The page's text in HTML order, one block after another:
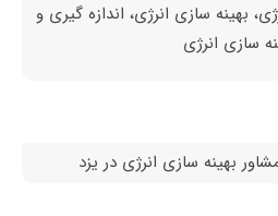
بهینه سازی انرژی، اندازه گیری و
سازی انرژی